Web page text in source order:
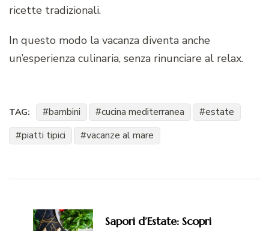
ricette tradizionali.
In questo modo la vacanza diventa anche
un’esperienza culinaria, senza rinunciare al relax.
TAG: bambini cucina mediterranea
estate
piatti tipici
vacanze al mare
articoli
Sapori d’Estate: Scopri